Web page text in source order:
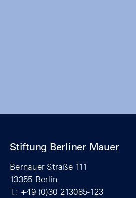
Stiftung Berliner Mauer
Bernauer Straße 111
13355 Berlin
T.: +49 (0)30 213085-123